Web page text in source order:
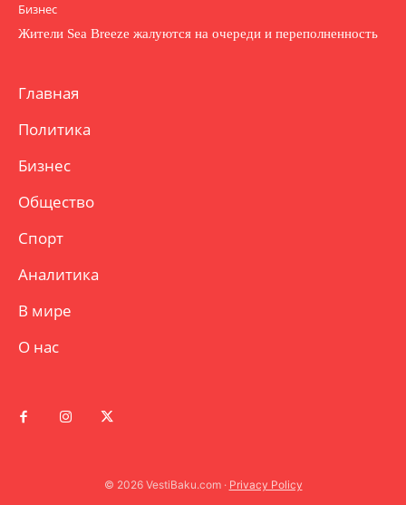
Бизнес
Жители Sea Breeze жалуются на очереди и переполненность
Главная
Политика
Бизнес
Общество
Спорт
Аналитика
В мире
О нас
© 2026 VestiBaku.com · Privacy Policy